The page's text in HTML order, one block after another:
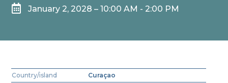
 January 2, 2028 – 10:00 AM - 2:00 PM
Country/island Curaçao